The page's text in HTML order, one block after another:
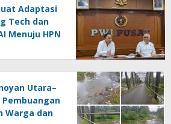
Adaptasi
Tech dan
Menuju HPN
Utara–
Warga dan